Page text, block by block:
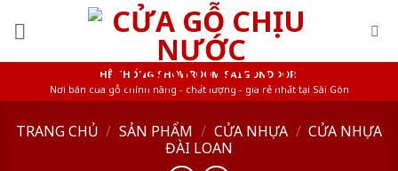
HỆ THỐNG SHOWROOM SAIGONDOOR
Nơi bán cửa gỗ chính hãng - chất lượng - giá rẻ nhất tại Sài Gòn
TRANG CHỦ / SẢN PHẨM / CỬA NHỰA / CỬA NHỰA
ĐÀI LOAN